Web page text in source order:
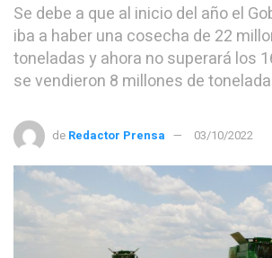
Se debe a que al inicio del año el
iba a haber una cosecha de 22
toneladas y ahora no superará los
se vendieron 8 millones de
de Redactor Prensa 03/10/2022